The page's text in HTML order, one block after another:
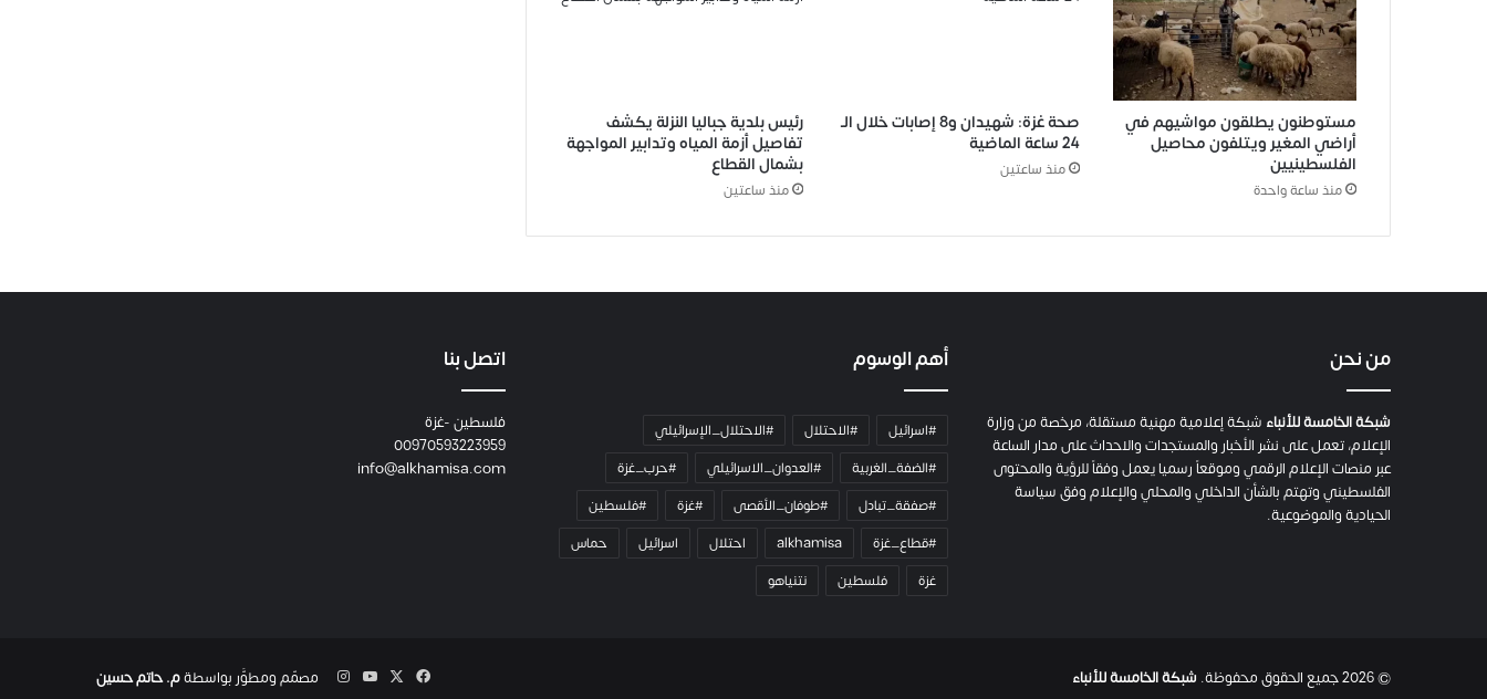
مستوطنون يطلقون مواشيهم في
أراضي المغير ويتلفون محاصيل
الفلسطينيين
منذ ساعة واحدة
صحة غزة: شهيدان و8 إصابات خلال الـ
24 ساعة الماضية
منذ ساعتين
رئيس بلدية جباليا النزلة يكشف
تفاصيل أزمة المياه وتدابير المواجهة
بشمال القطاع
منذ ساعتين
من نحن
شبكة الخامسة للأنباء شبكة إعلامية مهنية مستقلة، مرخصة من وزارة
الإعلام، تعمل على نشر الأخبار والمستجدات والاحداث على مدار الساعة
عبر منصات الإعلام الرقمي وموقعاً رسميا يعمل وفقاً للرؤية والمحتوى
الفلسطيني وتهتم بالشأن الداخلي والمحلي والإعلام وفق سياسة
الحيادية والموضوعية.
أهم الوسوم
#اسرائيل #الاحتلال
#الاحتلال_الإسرائيلي
#الضفة_الغربية
#العدوان_الاسرائيلي
#حرب_غزة
#صفقة_تبادل
#طوفان_الأقصى #غزة
#فلسطين
#قطاع_غزة
alkhamisa احتلال اسرائيل
حماس
غزة
فلسطين نتنياهو
اتصل بنا
فلسطين -غزة
00970593223959
info@alkhamisa.com
© 2026 جميع الحقوق محفوظة. شبكة الخامسة للأنباء مصمّم ومطوَّر بواسطةم. حاتم حسين فيسبوك‫YouTube
انستقرام